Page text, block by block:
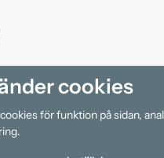
cookies
för funktion på sidan,